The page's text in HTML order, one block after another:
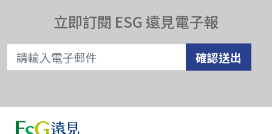
立即訂閱 ESG 遠見電子報
確認送出